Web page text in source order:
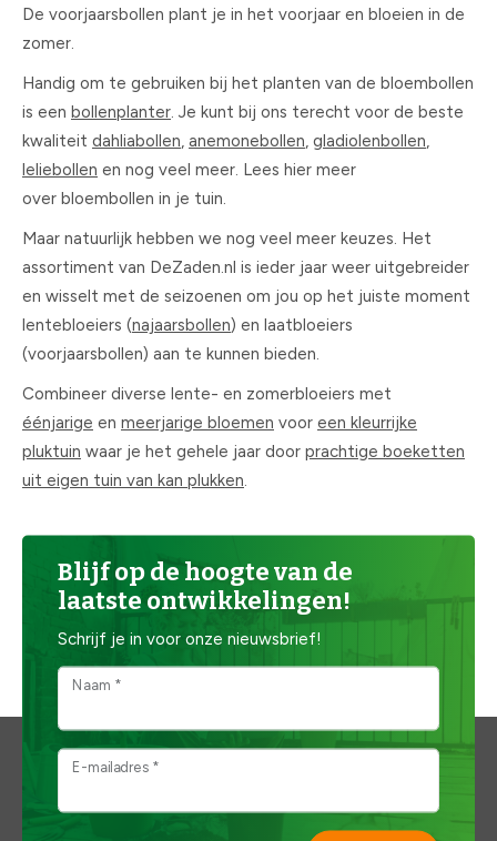
De voorjaarsbollen plant je in het voorjaar en bloeien in de
zomer.
Handig om te gebruiken bij het planten van de bloembollen
is een bollenplanter. Je kunt bij ons terecht voor de beste
kwaliteit dahliabollen, anemonebollen, gladiolenbollen,
leliebollen en nog veel meer. Lees hier meer
over bloembollen in je tuin.
Maar natuurlijk hebben we nog veel meer keuzes. Het
assortiment van DeZaden.nl is ieder jaar weer uitgebreider
en wisselt met de seizoenen om jou op het juiste moment
lentebloeiers (najaarsbollen) en laatbloeiers
(voorjaarsbollen) aan te kunnen bieden.
Combineer diverse lente- en zomerbloeiers met
éénjarige en meerjarige bloemen voor een kleurrijke
pluktuin waar je het gehele jaar door prachtige boeketten
uit eigen tuin van kan plukken.
Blijf op de hoogte van de
laatste ontwikkelingen!
Schrijf je in voor onze nieuwsbrief!
Naam *
E-mailadres *